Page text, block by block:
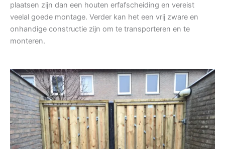
plaatsen zijn dan een houten erfafscheiding en vereist
veelal goede montage. Verder kan het een vrij zware en
onhandige constructie zijn om te transporteren en te
monteren.